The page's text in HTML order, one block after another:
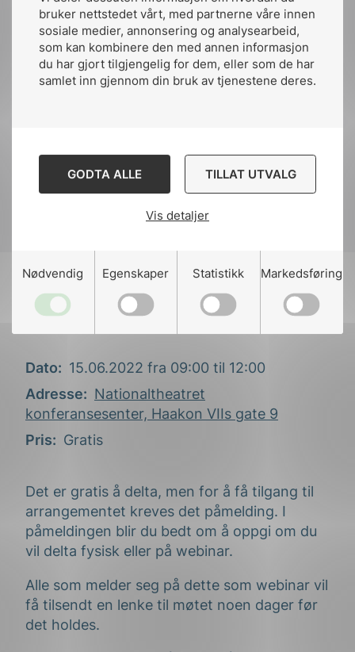
bruker nettstedet vårt, med partnerne våre innen
sosiale medier, annonsering og analysearbeid,
som kan kombinere den med annen informasjon
du har gjort tilgjengelig for dem, eller som de har
samlet inn gjennom din bruk av tjenestene deres.
GODTA ALLE TILLAT UTVALG
Vis detaljer
Nødvendig Egenskaper Statistikk Markedsføring
bedre og enklere regelverk?
Dag Aarnes, sekretariatsleder i
og regelverk i Statens Vegvesen
Sigve Knudsen, direktør for juss og
rammevilkår i Petroleumstilsynet
Veien videre
Avslutning
Registering
Dato
15.06.2022 fra 09:00 til 12:00
Adresse
Nationaltheatret
konferansesenter, Haakon VIIs gate 9
Pris
Gratis
Det er gratis å delta, men for å få tilgang til
arrangementet kreves det påmelding. I
påmeldingen blir du bedt om å oppgi om du
vil delta fysisk eller på webinar.
Alle som melder seg på dette som webinar vil
få tilsendt en lenke til møtet noen dager før
det holdes.